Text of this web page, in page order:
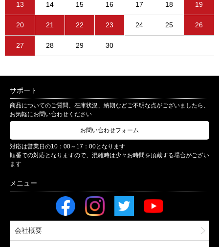
13 14 15 16 17 18 19
20 21 22 23 24 25 26
27 28 29 30
サポート
商品についてのご質問、在庫状況、納期などご不明な点がございましたら、
お気軽にお問い合わせください
お問い合わせフォーム
対応は営業日の10：00～17：00となります
順番での対応となりますので、混雑時は少々お時間を頂戴する場合がござい
ます
会社概要